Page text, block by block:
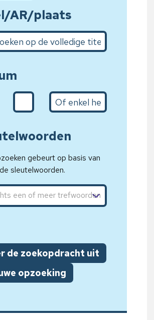
AR/plaats
op de volledige titel of bepaalde
Y)Naar (31/01/2020)
Het jaar
gebeurt op basis van
sleutelwoorden.
1, sleutelwoord 2, sleutelwoord 3
de zoekopdracht uit
opzoeking